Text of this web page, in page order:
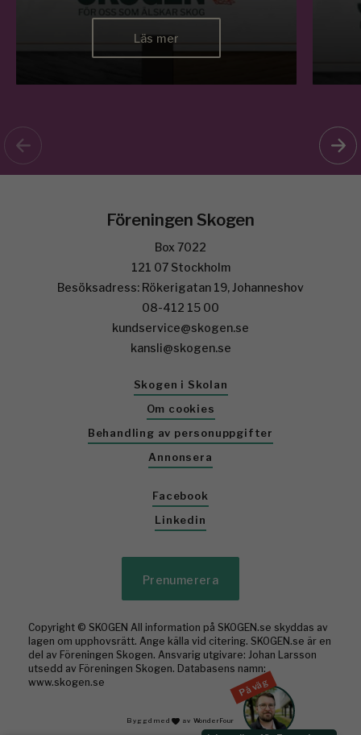
Läs mer
På väg
Föreningen Skogen
Box 7022
121 07 Stockholm
Besöksadress: Rökerigatan 19, Johanneshov
08-412 15 00
kundservice@skogen.se
kansli@skogen.se
Skogen i Skolan
Om cookies
Behandling av personuppgifter
Annonsera
Facebook
Linkedin
Prenumerera
Copyright © SKOGEN All information på SKOGEN.se skyddas av
lagen om upphovsrätt. Ange källa vid citering. SKOGEN.se är en
del av Föreningen Skogen. Ansvarig utgivare: Johan Larsson
utsedd av Föreningen Skogen. Databasens namn:
www.skogen.se
Byggd med av WonderFour